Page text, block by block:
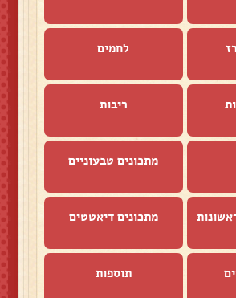
לחמים
ריבות
מתכונים טבעוניים
מתכונים דיאטטים
תוספות